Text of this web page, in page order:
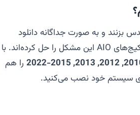
بزنند و به صورت جداگانه دانلود
کنند. این فرآیند زمان‌بر و مستعد خطا بود. امروزه، پکیج‌های AIO این مشکل را حل کرده‌اند. با
را هم
سیستم خود نصب می‌کنید.